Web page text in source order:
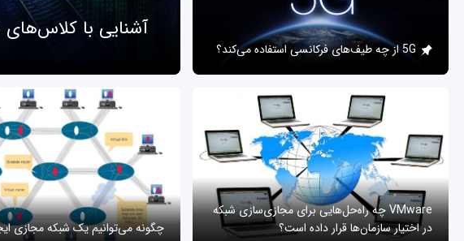
آشنایی با
5G از چه طیف‌های فرکانسی استفاده می‌کند؟
VMware چه راه‌حل‌هایی برای مجازی‌سازی شبکه
در اختیار سازمان‌ها قرار داده است؟
چگونه می‌توانیم یک شبکه مجازی